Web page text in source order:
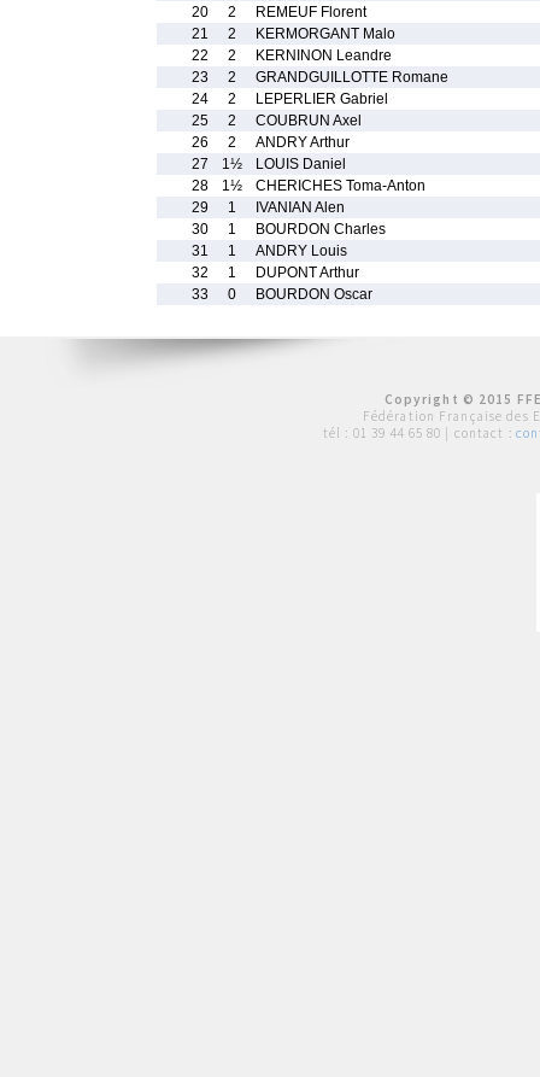
20
2
REMEUF Florent
21
2
KERMORGANT Malo
22
2
KERNINON Leandre
23
2
GRANDGUILLOTTE Romane
24
2
LEPERLIER Gabriel
25
2
COUBRUN Axel
26
2
ANDRY Arthur
27
1½
LOUIS Daniel
28
1½
CHERICHES Toma-Anton
29
1
IVANIAN Alen
30
1
BOURDON Charles
31
1
ANDRY Louis
32
1
DUPONT Arthur
33
0 BOURDON Oscar
Copyright © 2015
Fédération Française des
tél : 01 39 44 65 80 | contact :